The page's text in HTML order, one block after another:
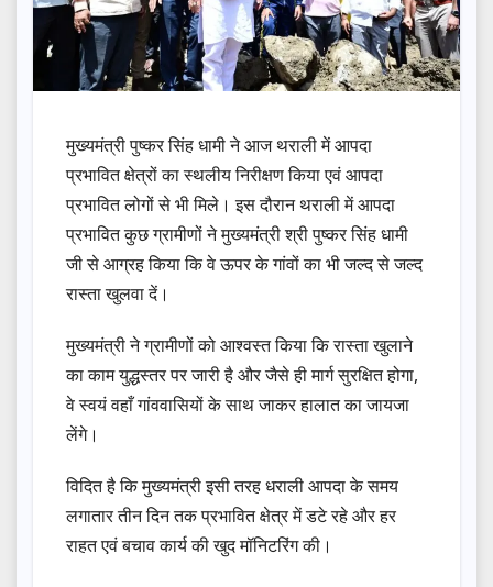
मुख्यमंत्री पुष्कर सिंह धामी ने आज थराली में आपदा
प्रभावित क्षेत्रों का स्थलीय निरीक्षण किया एवं आपदा
प्रभावित लोगों से भी मिले। इस दौरान थराली में आपदा
प्रभावित कुछ ग्रामीणों ने मुख्यमंत्री श्री पुष्कर सिंह धामी
जी से आग्रह किया कि वे ऊपर के गांवों का भी जल्द से जल्द
रास्ता खुलवा दें।
मुख्यमंत्री ने ग्रामीणों को आश्वस्त किया कि रास्ता खुलाने
का काम युद्धस्तर पर जारी है और जैसे ही मार्ग सुरक्षित होगा,
वे स्वयं वहाँ गांववासियों के साथ जाकर हालात का जायजा
लेंगे।
विदित है कि मुख्यमंत्री इसी तरह धराली आपदा के समय
लगातार तीन दिन तक प्रभावित क्षेत्र में डटे रहे और हर
राहत एवं बचाव कार्य की खुद मॉनिटरिंग की।